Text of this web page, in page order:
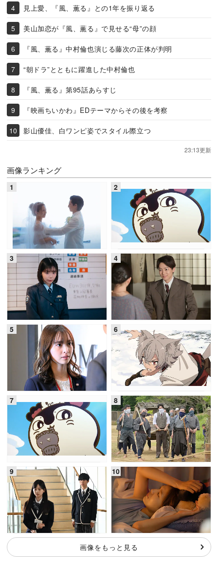
見上愛、『風、薫る』との1年を振り返る
美山加恋が『風、薫る』で見せる“母”の顔
『風、薫る』中村倫也演じる藤次の正体が判明
“朝ドラ”とともに躍進した中村倫也
『風、薫る』第95話あらすじ
『映画ちいかわ』EDテーマからその後を考察
影山優佳、白ワンピ姿でスタイル際立つ
23:13更新
画像ランキング
画像をもっと見る